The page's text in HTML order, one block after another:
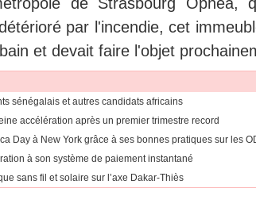
par l'incendie, cet
et devait faire l'objet
sénégalais et autres candidats africains
accélération après un premier trimestre record
Day à New York grâce à ses bonnes pratiques sur les
à son système de paiement instantané
sans fil et solaire sur l’axe Dakar-Thiès